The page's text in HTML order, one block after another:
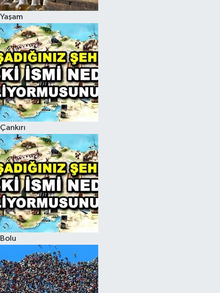
Yaşam
Çankırı
Bolu